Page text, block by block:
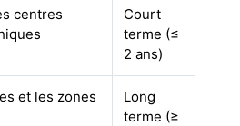
centres
Court
terme (≤
2 ans)
et les zones
Long
terme (≥